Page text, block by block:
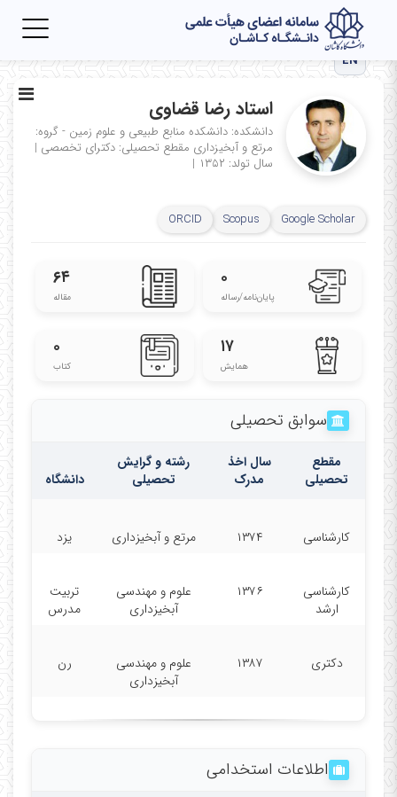
EN
استاد رضا قضاوی
دانشکده: دانشکده منابع طبیعی و علوم زمین - گروه:
مرتع و آبخیزداری مقطع تحصیلی: دکترای تخصصی |
سال تولد: ۱۳۵۲
|
Google Scholar
Scopus
ORCID
۰
پایان‌نامه‌/رساله
۶۴
مقاله
۱۷
همایش
۰
کتاب
سوابق تحصیلی
مقطع
تحصیلی
سال اخذ
مدرک
رشته و گرایش
تحصیلی
دانشگاه
کارشناسی ۱۳۷۴ مرتع و آبخیزداری یزد
کارشناسی
ارشد
۱۳۷۶
علوم و مهندسی
آبخیزداری
تربیت
مدرس
دکتری ۱۳۸۷
علوم و مهندسی
آبخیزداری
رن
اطلاعات استخدامی